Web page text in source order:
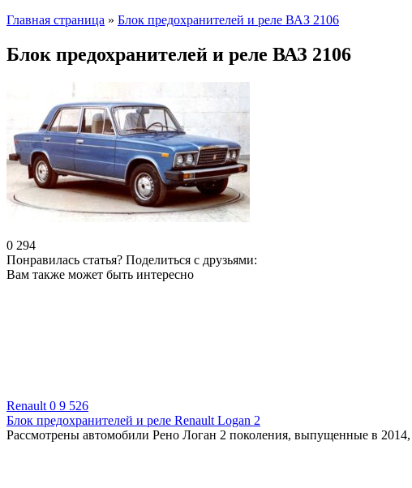
Главная страница » Блок предохранителей и реле ВАЗ 2106
Блок предохранителей и реле ВАЗ 2106
0 294
Понравилась статья? Поделиться с друзьями:
Вам также может быть интересно
Renault 0 9 526
Блок предохранителей и реле Renault Logan 2
Рассмотрены автомобили Рено Логан 2 поколения, выпущенные в 2014,